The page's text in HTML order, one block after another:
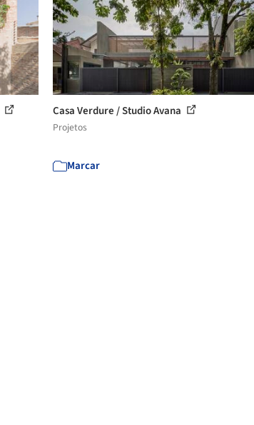
Casa Verdure / Studio Avana
Projetos
Marcar